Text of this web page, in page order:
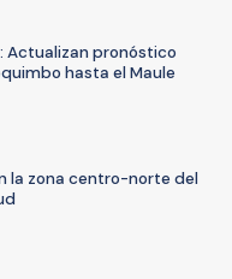
Actualizan pronóstico
hasta el Maule
la zona centro-norte del